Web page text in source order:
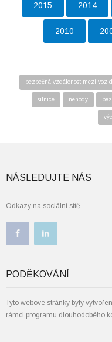
2015 2014
2010
bezpečná vzdálenost mezi
silnice nehody
NÁSLEDUJTE NÁS
Odkazy na sociální sítě
PODĚKOVÁNÍ
Tyto webové stránky byly
rámci programu dlouhodobého